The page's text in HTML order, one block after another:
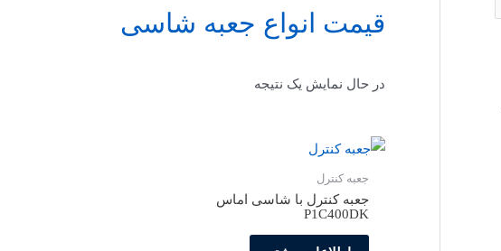
قیمت انواع جعبه شاسی
در حال نمایش یک نتیجه
جعبه کنترل
جعبه کنترل با شاسی اماس
P1C400DK